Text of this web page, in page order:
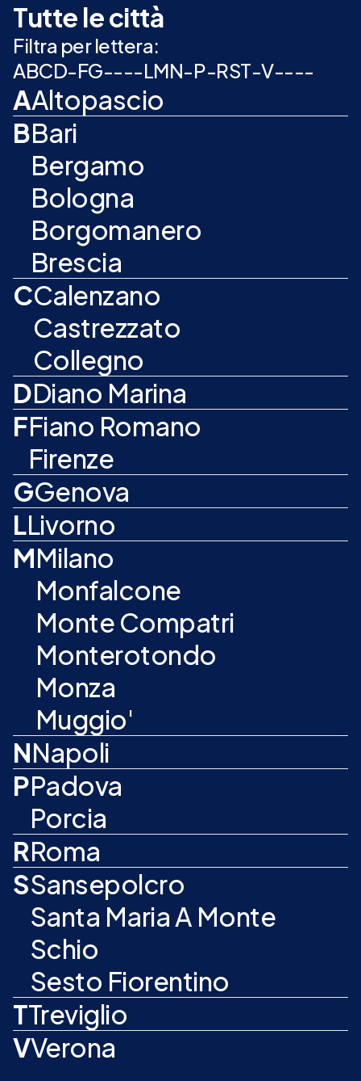
Tutte le città
Filtra per lettera:
ABCD-FG----LMN-P-RST-V----
AAltopascio
BBari
Bergamo
Bologna
Borgomanero
Brescia
CCalenzano
Castrezzato
Collegno
DDiano Marina
FFiano Romano
Firenze
GGenova
LLivorno
MMilano
Monfalcone
Monte Compatri
Monterotondo
Monza
Muggio'
NNapoli
PPadova
Porcia
RRoma
SSansepolcro
Santa Maria A Monte
Schio
Sesto Fiorentino
TTreviglio
VVerona